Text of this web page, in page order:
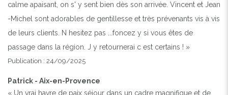
calme apaisant, on s' y sent bien dès son arrivée. Vincent et Jean
-Michel sont adorables de gentillesse et très prévenants vis à vis
de leurs clients. N hesitez pas ...foncez y si vous êtes de
passage dans la région. J y retournerai c est certains ! »
Publication : 24/09/2025
Patrick - Aix-en-Provence
« Un vrai havre de paix séjour dans un cadre magnifique et de